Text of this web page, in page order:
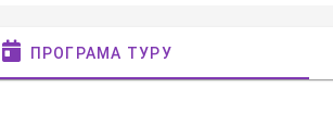
ПРОГРАМА ТУРУ